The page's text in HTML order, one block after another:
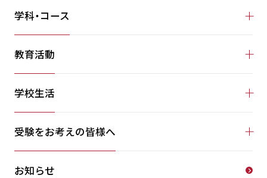
学科・コース
教育活動
学校生活
受験をお考えの皆様へ
お知らせ